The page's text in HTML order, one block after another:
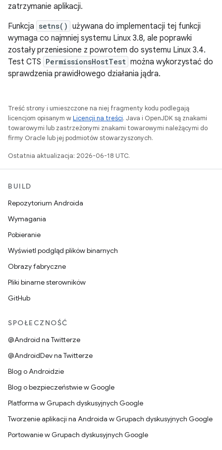
zatrzymanie aplikacji.
Funkcja setns() używana do implementacji tej funkcji
wymaga co najmniej systemu Linux 3.8, ale poprawki
zostały przeniesione z powrotem do systemu Linux 3.4.
Test CTS PermissionsHostTest można wykorzystać do
sprawdzenia prawidłowego działania jądra.
Treść strony i umieszczone na niej fragmenty kodu podlegają
licencjom opisanym wLicencji na treści. Java i OpenJDK są znakami
towarowymi lub zastrzeżonymi znakami towarowymi należącymi do
firmy Oracle lub jej podmiotów stowarzyszonych.
Ostatnia aktualizacja: 2026-06-18 UTC.
BUILD
Repozytorium Androida
Wymagania
Pobieranie
Wyświetl podgląd plików binarnych
Obrazy fabryczne
Pliki binarne sterowników
GitHub
SPOŁECZNOŚĆ
@Android na Twitterze
@AndroidDev na Twitterze
Blog o Androidzie
Blog o bezpieczeństwie w Google
Platforma w Grupach dyskusyjnych Google
Tworzenie aplikacji na Androida w Grupach dyskusyjnych Google
Portowanie w Grupach dyskusyjnych Google